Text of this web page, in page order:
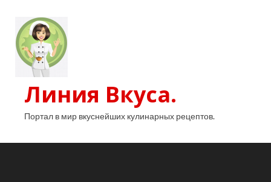
Линия Вкуса.
Портал в мир вкуснейших кулинарных рецептов.